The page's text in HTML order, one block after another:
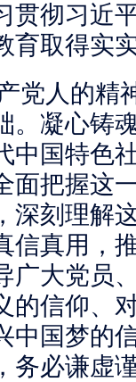
贯彻习近
育取得实
党人的精
。凝心铸
中国特色
面把握这
深刻理解
信真用，
广大党员
的信仰、
中国梦的
务必谦虚